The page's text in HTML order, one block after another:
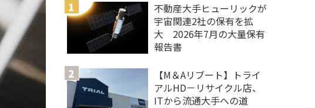
不動産大手ヒューリックが
宇宙関連2社の保有を拡
大 2026年7月の大量保有
報告書
【M＆Aリブート】トライ
アルHD－リサイクル店、
ITから流通大手への道